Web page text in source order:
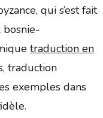
qui s’est fait
bosnie-
traduction en
traduction
exemples dans